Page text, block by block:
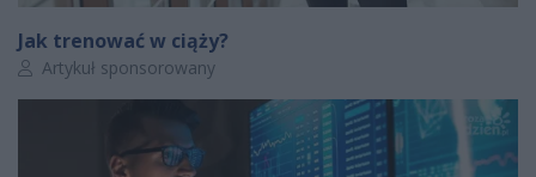
Jak trenować w ciąży?
Autor artykułu:
Artykuł sponsorowany